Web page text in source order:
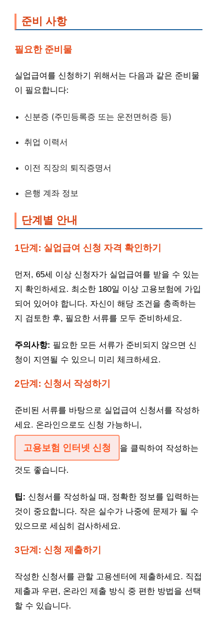
준비 사항
필요한 준비물
실업급여를 신청하기 위해서는 다음과 같은 준비물
이 필요합니다:
신분증 (주민등록증 또는 운전면허증 등)
취업 이력서
이전 직장의 퇴직증명서
은행 계좌 정보
단계별 안내
1단계: 실업급여 신청 자격 확인하기
먼저, 65세 이상 신청자가 실업급여를 받을 수 있는
지 확인하세요. 최소한 180일 이상 고용보험에 가입
되어 있어야 합니다. 자신이 해당 조건을 충족하는
지 검토한 후, 필요한 서류를 모두 준비하세요.
주의사항: 필요한 모든 서류가 준비되지 않으면 신
청이 지연될 수 있으니 미리 체크하세요.
2단계: 신청서 작성하기
준비된 서류를 바탕으로 실업급여 신청서를 작성하
세요. 온라인으로도 신청 가능하니,
고용보험 인터넷 신청 을 클릭하여 작성하는
것도 좋습니다.
팁: 신청서를 작성하실 때, 정확한 정보를 입력하는
것이 중요합니다. 작은 실수가 나중에 문제가 될 수
있으므로 세심히 검사하세요.
3단계: 신청 제출하기
작성한 신청서를 관할 고용센터에 제출하세요. 직접
제출과 우편, 온라인 제출 방식 중 편한 방법을 선택
할 수 있습니다.